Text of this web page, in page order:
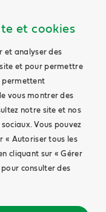
et cookies
et analyser des
et pour permettre
permettent
vous montrer des
notre site et nos
Vous pouvez
« Autoriser tous les
cliquant sur « Gérer
consulter des